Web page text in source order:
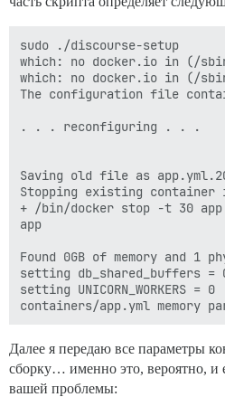
sudo ./discourse-setup
which: no docker.io in (/
which: no docker.io in (/
The configuration file
. . . reconfiguring . . .
Saving old file as
Stopping existing container
+ /bin/docker stop -t 30 app
app
Found 0GB of memory and 1
setting db_shared_buffers =
setting UNICORN_WORKERS = 0
Далее я передаю все параметры
сборку… именно это, вероятно,
вашей проблемы: